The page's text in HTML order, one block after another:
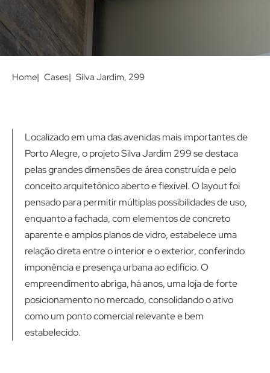
Home Cases Silva Jardim, 299
Localizado em uma das avenidas mais importantes de
Porto Alegre, o projeto Silva Jardim 299 se destaca
pelas grandes dimensões de área construída e pelo
conceito arquitetônico aberto e flexível. O layout foi
pensado para permitir múltiplas possibilidades de uso,
enquanto a fachada, com elementos de concreto
aparente e amplos planos de vidro, estabelece uma
relação direta entre o interior e o exterior, conferindo
imponência e presença urbana ao edifício. O
empreendimento abriga, há anos, uma loja de forte
posicionamento no mercado, consolidando o ativo
como um ponto comercial relevante e bem
estabelecido.